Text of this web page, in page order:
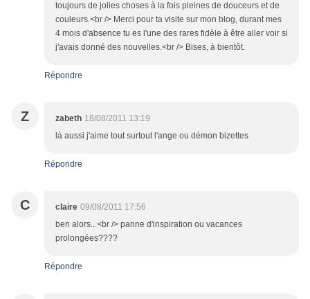
toujours de jolies choses à la fois pleines de douceurs et de
couleurs.<br /> Merci pour ta visite sur mon blog, durant mes
4 mois d'absence tu es l'une des rares fidèle à être aller voir si
j'avais donné des nouvelles.<br /> Bises, à bientôt.
Répondre
Z zabeth 18/08/2011 13:19
là aussi j'aime tout surtout l'ange ou démon bizettes
Répondre
C claire 09/08/2011 17:56
ben alors...<br /> panne d'inspiration ou vacances
prolongées????
Répondre